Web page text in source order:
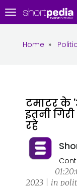
Toggle
navigation
Home »
टमाटर के
इतनी
रहे
2023 | in